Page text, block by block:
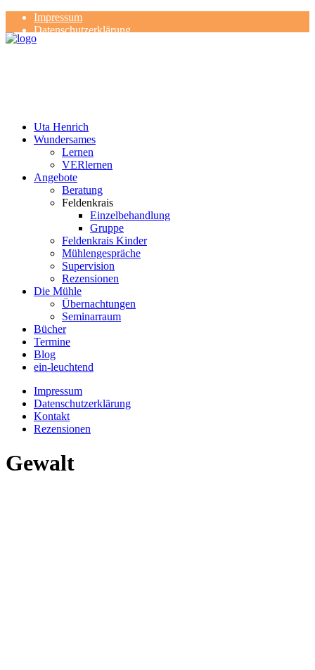
Impressum
Datenschutzerklärung
Kontakt
Uta Henrich
Wundersames
Lernen
VERlernen
Angebote
Beratung
Feldenkrais
Einzelbehandlung
Gruppe
Feldenkrais Kinder
Mühlengespräche
Supervision
Rezensionen
Die Mühle
Übernachtungen
Seminarraum
Bücher
Termine
Blog
ein-leuchtend
Impressum
Datenschutzerklärung
Kontakt
Rezensionen
Gewalt